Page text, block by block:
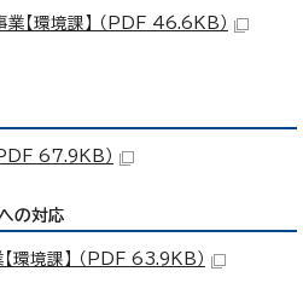
【環境課】 （PDF 46.6KB）
PDF 67.9KB）
の対応
環境課】 （PDF 63.9KB）